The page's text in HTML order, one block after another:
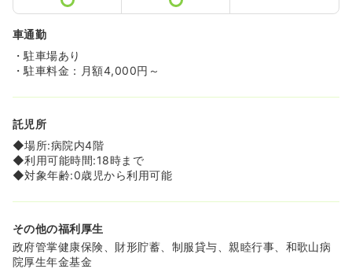
車通勤
・駐車場あり
・駐車料金：月額4,000円～
託児所
◆場所:病院内4階
◆利用可能時間:18時まで
◆対象年齢:0歳児から利用可能
その他の福利厚生
政府管掌健康保険、財形貯蓄、制服貸与、親睦行事、和歌山病
院厚生年金基金